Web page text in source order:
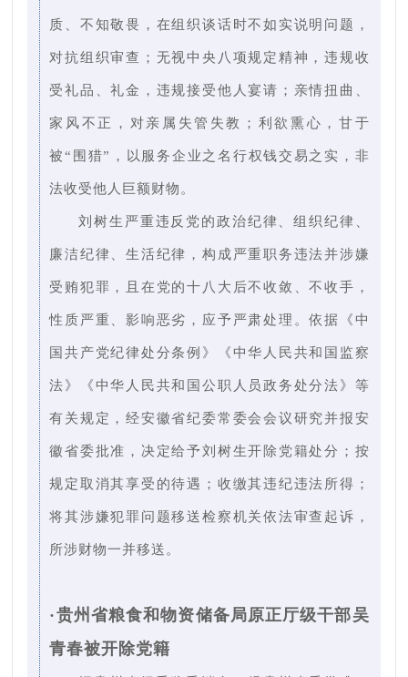
质、不知敬畏，在组织谈话时不如实说明问题，
对抗组织审查；无视中央八项规定精神，违规收
受礼品、礼金，违规接受他人宴请；亲情扭曲、
家风不正，对亲属失管失教；利欲熏心，甘于
被“围猎”，以服务企业之名行权钱交易之实，非
法收受他人巨额财物。
刘树生严重违反党的政治纪律、组织纪律、
廉洁纪律、生活纪律，构成严重职务违法并涉嫌
受贿犯罪，且在党的十八大后不收敛、不收手，
性质严重、影响恶劣，应予严肃处理。依据《中
国共产党纪律处分条例》《中华人民共和国监察
法》《中华人民共和国公职人员政务处分法》等
有关规定，经安徽省纪委常委会会议研究并报安
徽省委批准，决定给予刘树生开除党籍处分；按
规定取消其享受的待遇；收缴其违纪违法所得；
将其涉嫌犯罪问题移送检察机关依法审查起诉，
所涉财物一并移送。
·贵州省粮食和物资储备局原正厅级干部吴
青春被开除党籍